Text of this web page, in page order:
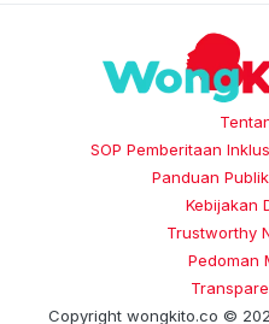
SOP Pemberitaan
Panduan
Kebijakan
Trustworthy
Pedoman
Copyright wongkito.co ©